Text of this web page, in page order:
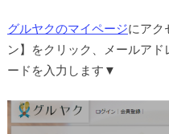
グルヤクのマイページにアク
ン】をクリック、メールア
ードを入力します▼